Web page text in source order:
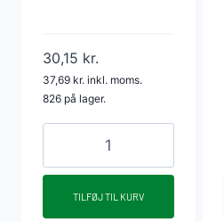
30,15 kr.
37,69 kr. inkl. moms.
826 på lager.
muffe
TILFØJ TIL KURV